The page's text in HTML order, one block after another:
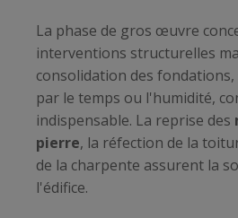
La phase de gros œuvre
interventions structurelles
consolidation des
par le temps ou l'humidité,
indispensable. La reprise des
pierre, la réfection de la
de la charpente assurent la
l'édifice.